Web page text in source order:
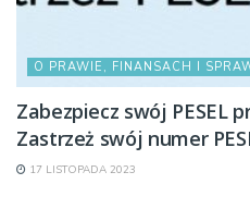
O PRAWIE, FINANSACH I
Zabezpiecz swój PESEL
Zastrzeż swój numer
17 LISTOPADA 2023